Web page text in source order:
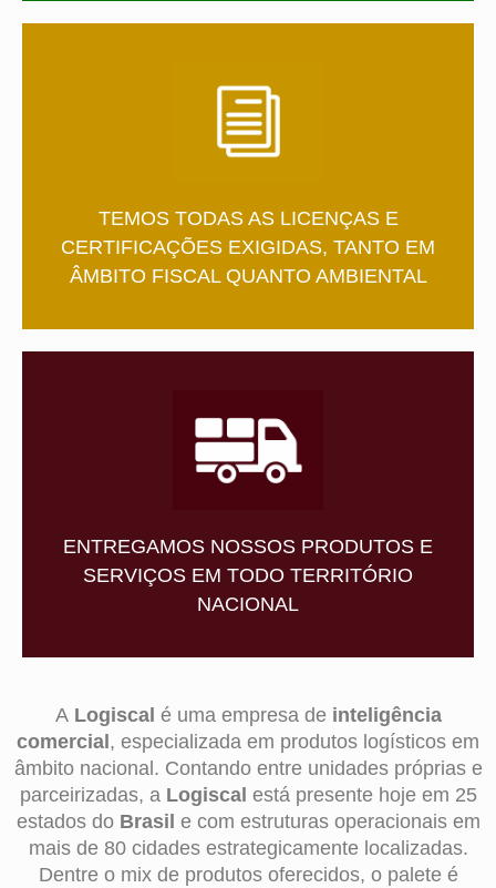
TEMOS TODAS AS LICENÇAS E
CERTIFICAÇÕES EXIGIDAS, TANTO EM
ÂMBITO FISCAL QUANTO AMBIENTAL
ENTREGAMOS NOSSOS PRODUTOS E
SERVIÇOS EM TODO TERRITÓRIO
NACIONAL
A Logiscal é uma empresa de inteligência
comercial , especializada em produtos logísticos em
âmbito nacional. Contando entre unidades próprias e
parceirizadas, a Logiscal está presente hoje em 25
estados do Brasil e com estruturas operacionais em
mais de 80 cidades estrategicamente localizadas.
Dentre o mix de produtos oferecidos, o palete é